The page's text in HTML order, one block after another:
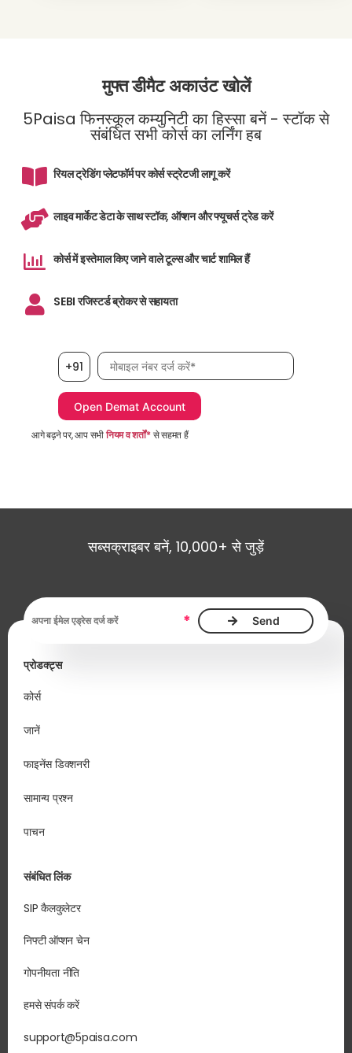
मुफ्त डीमैट अकाउंट खोलें
5Paisa फिनस्कूल कम्युनिटी का हिस्सा बनें - स्टॉक से
संबंधित सभी कोर्स का लर्निंग हब
रियल ट्रेडिंग प्लेटफॉर्म पर कोर्स स्ट्रेटजी लागू करें
लाइव मार्केट डेटा के साथ स्टॉक, ऑप्शन और फ्यूचर्स ट्रेड करें
कोर्स में इस्तेमाल किए जाने वाले टूल्स और चार्ट शामिल हैं
SEBI रजिस्टर्ड ब्रोकर से सहायता
+91 मोबाइल नंबर आवश्यक है
आगे बढ़ने पर, आप सभीनियम व शर्तों*से सहमत हैं
सब्सक्राइबर बनें, 10,000+ से जुड़ें
ईमेल एड्रेस आवश्यक है *
प्रोडक्ट्स
कोर्स
जानें
फाइनेंस डिक्शनरी
सामान्य प्रश्न
पाचन
संबंधित लिंक
SIP कैलकुलेटर
निफ्टी ऑप्शन चेन
गोपनीयता नीति
हमसे संपर्क करें
support@5paisa.com